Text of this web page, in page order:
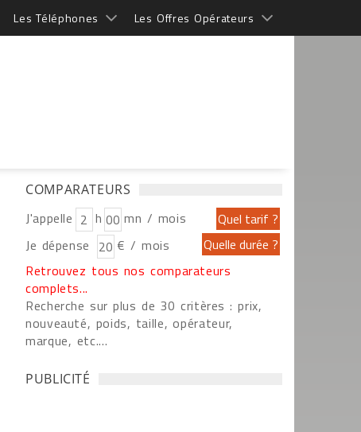
Les Téléphones Les Offres Opérateurs
COMPARATEURS
J'appelle h
mn / mois
Je dépense
€ / mois
Retrouvez tous nos comparateurs
complets...
Recherche sur plus de 30 critères : prix,
nouveauté, poids, taille, opérateur,
marque, etc....
PUBLICITÉ